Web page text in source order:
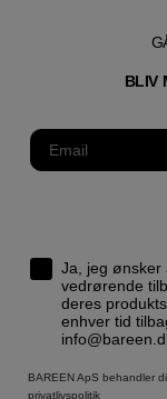
BLIV
Ja, jeg ønsker
vedrørende
deres produktsortiment
enhver tid
BAREEN ApS behandler
privatlivspolitik